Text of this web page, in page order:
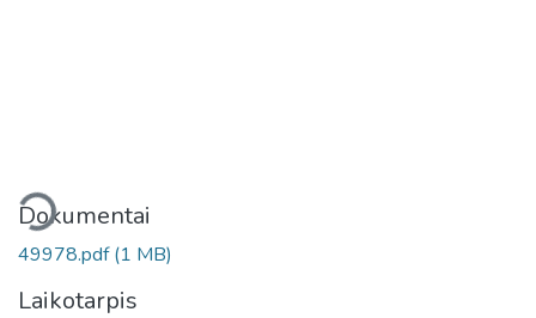
Dokumentai
49978.pdf(1 MB)
Laikotarpis